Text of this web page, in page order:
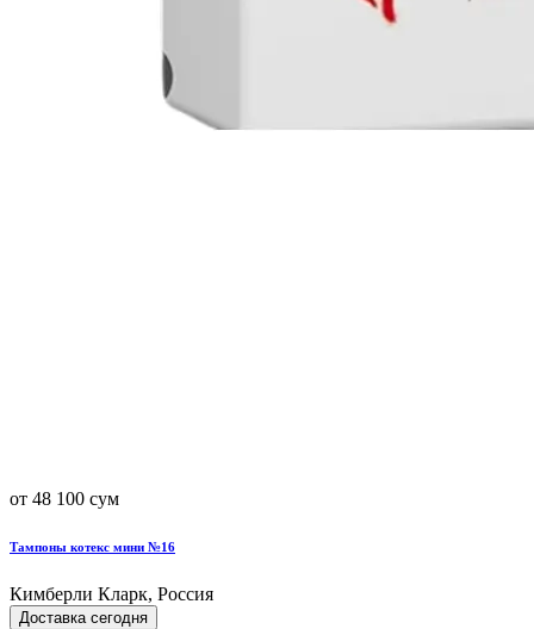
от 48 100 сум
Тампоны котекс мини №16
Кимберли Кларк, Россия
Доставка сегодня